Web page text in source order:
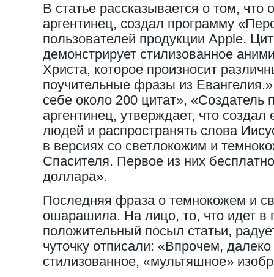
В статье рассказывается о том, что
аргентинец, создал программу
пользователей продукции Apple.
демонстрирует стилизованное
Христа, которое произносит
поучительные фразы из
себе около 200 цитат», «Создатель
аргентинец, утверждает, что
людей и распространять слова
в версиях со светлокожим и
Спасителя. Первое из них
доллара».
Последняя фраза о темнокожем и
ошарашила. На лицо, то, что идет в
положительный посыл статьи,
чуточку отписали: «Впрочем,
стилизованное, «мультяшное»